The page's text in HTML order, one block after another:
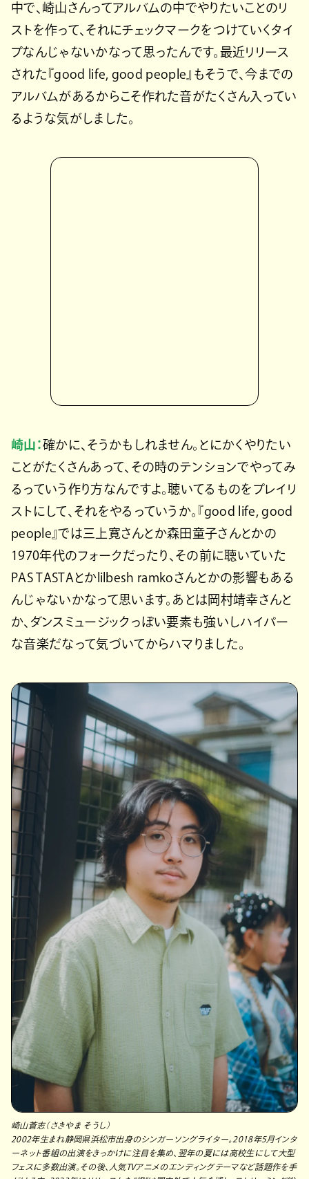
中で、崎山さんってアルバムの中でやりたいことのリ
ストを作って、それにチェックマークをつけていくタイ
プなんじゃないかなって思ったんです。最近リリース
された『good life, good people』もそうで、今までの
アルバムがあるからこそ作れた音がたくさん入ってい
るような気がしました。
崎山：確かに、そうかもしれません。とにかくやりたい
ことがたくさんあって、その時のテンションでやってみ
るっていう作り方なんですよ。聴いてるものをプレイリ
ストにして、それをやるっていうか。『good life, good
people』では三上寛さんとか森田童子さんとかの
1970年代のフォークだったり、その前に聴いていた
PAS TASTAとかlilbesh ramkoさんとかの影響もある
んじゃないかなって思います。あとは岡村靖幸さんと
か、ダンスミュージックっぽい要素も強いしハイパー
な音楽だなって気づいてからハマりました。
崎山蒼志（さきやま そうし）
2002年生まれ静岡県浜松市出身のシンガーソングライター。2018年5月インタ
ーネット番組の出演をきっかけに注目を集め、翌年の夏には高校生にして大型
フェスに多数出演。その後、人気TVアニメのエンディングテーマなど話題作を手